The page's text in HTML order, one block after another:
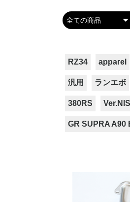
RZ34 apparel
汎用 ランエボ
380RS
GR SUPRA A90